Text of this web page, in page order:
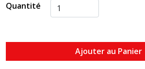
Quantité
Ajouter au Panier